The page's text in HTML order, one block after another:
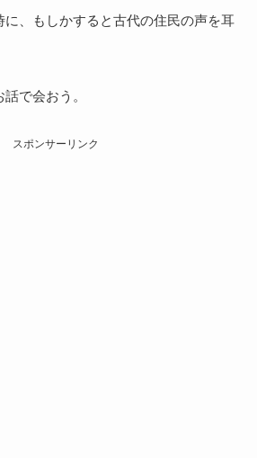
に、もしかすると古代の住民の声を耳
で会おう。
スポンサーリンク